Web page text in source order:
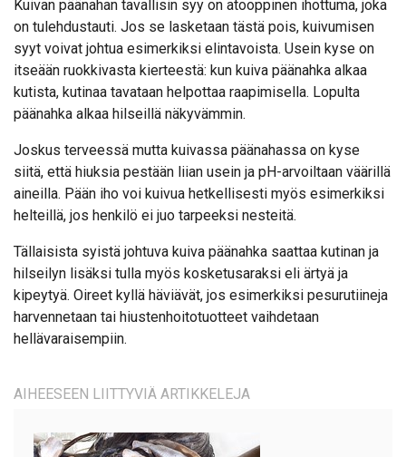
Kuivan päänahan tavallisin syy on atooppinen ihottuma, joka
on tulehdustauti. Jos se lasketaan tästä pois, kuivumisen
syyt voivat johtua esimerkiksi elintavoista. Usein kyse on
itseään ruokkivasta kierteestä: kun kuiva päänahka alkaa
kutista, kutinaa tavataan helpottaa raapimisella. Lopulta
päänahka alkaa hilseillä näkyvämmin.
Joskus terveessä mutta kuivassa päänahassa on kyse
siitä, että hiuksia pestään liian usein ja pH-arvoiltaan väärillä
aineilla. Pään iho voi kuivua hetkellisesti myös esimerkiksi
helteillä, jos henkilö ei juo tarpeeksi nesteitä.
Tällaisista syistä johtuva kuiva päänahka saattaa kutinan ja
hilseilyn lisäksi tulla myös kosketusaraksi eli ärtyä ja
kipeytyä. Oireet kyllä häviävät, jos esimerkiksi pesurutiineja
harvennetaan tai hiustenhoitotuotteet vaihdetaan
hellävaraisempiin.
AIHEESEEN LIITTYVIÄ ARTIKKELEJA